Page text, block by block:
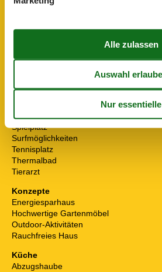
Markierter Radweg 5-10 km
Markierter Wanderweg 0-5 km
Markierter Wanderweg min. 10 km
Minigolf
Mountainbikeroute 0-5 km
Nächstes Restaurant
Schwimmbad
Spielplatz
Surfmöglichkeiten
Tennisplatz
Thermalbad
Tierarzt
Konzepte
Energiesparhaus
Hochwertige Gartenmöbel
Outdoor-Aktivitäten
Rauchfreies Haus
Küche
Abzugshaube